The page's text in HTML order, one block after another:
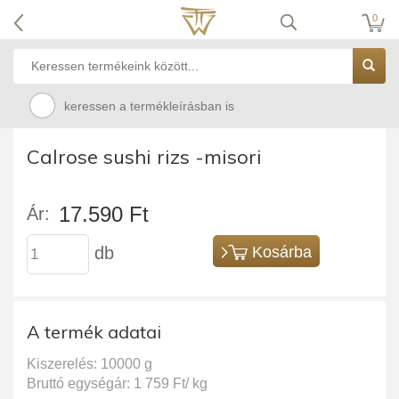
0
keressen a termékleírásban is
Calrose sushi rizs -misori
Ár: 17.590 Ft
db Kosárba
A termék adatai
Kiszerelés: 10000 g
Bruttó egységár: 1 759 Ft/ kg